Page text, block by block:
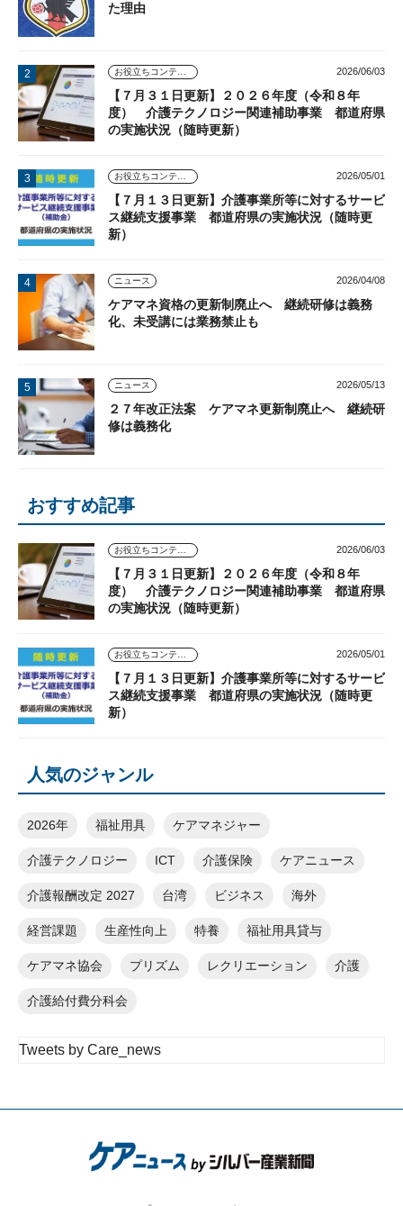
た理由
お役立ちコンテンツ 2026/06/03
【７月３１日更新】２０２６年度（令和８年
度） 介護テクノロジー関連補助事業 都道府県
の実施状況（随時更新）
お役立ちコンテンツ 2026/05/01
【７月１３日更新】介護事業所等に対するサービ
ス継続支援事業 都道府県の実施状況（随時更
新）
ニュース 2026/04/08
ケアマネ資格の更新制廃止へ 継続研修は義務
化、未受講には業務禁止も
ニュース 2026/05/13
２７年改正法案 ケアマネ更新制廃止へ 継続研
修は義務化
おすすめ記事
お役立ちコンテンツ 2026/06/03
【７月３１日更新】２０２６年度（令和８年
度） 介護テクノロジー関連補助事業 都道府県
の実施状況（随時更新）
お役立ちコンテンツ 2026/05/01
【７月１３日更新】介護事業所等に対するサービ
ス継続支援事業 都道府県の実施状況（随時更
新）
人気のジャンル
2026年 福祉用具 ケアマネジャー
介護テクノロジー ICT 介護保険 ケアニュース
介護報酬改定 2027 台湾 ビジネス 海外
経営課題 生産性向上 特養 福祉用具貸与
ケアマネ協会 プリズム レクリエーション 介護
介護給付費分科会
Tweets by Care_news